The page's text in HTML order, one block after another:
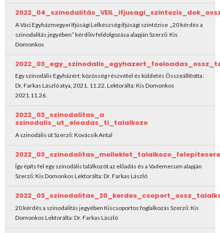
A Váci Egyházmegyei Ifjúsági Lelkészség ifjúsági szintézise „20 kérdés a
szinodalitás jegyében” kérdőív feldolgozása alapján Szerző: Kis
Domonkos
Egy szinodális Egyházért: közösség részvétel és küldetés Összeállította:
Dr. Farkas László atya, 2021. 11.22. Lektorálta: Kis Domonkos
2021.11.26.
2022_03_szinodalitas_a
szinodalis_ut_eloadas_ti_talalkozo
A szinodális út Szerző: Kovácsik Antal
Így építs fel egy szinodális találkozót az előadás és a Vademecum alapján
Szerző: Kis Domonkos Lektorálta: Dr. Farkas László
20 kérdés a szinodalitás jegyében Kiscsoportos foglalkozás Szerző: Kis
Domonkos Lektorálta: Dr. Farkas László